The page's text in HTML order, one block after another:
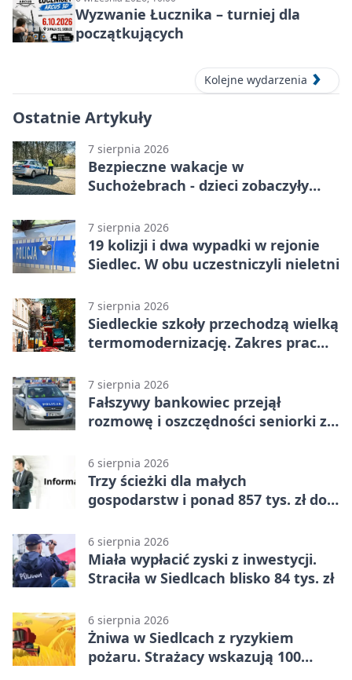
Wyzwanie Łucznika – turniej dla
początkujących
Kolejne wydarzenia
Ostatnie Artykuły
7 sierpnia 2026
Bezpieczne wakacje w
Suchożebrach - dzieci zobaczyły
7 sierpnia 2026
19 kolizji i dwa wypadki w rejonie
Siedlec. W obu uczestniczyli nieletni
7 sierpnia 2026
Siedleckie szkoły przechodzą wielką
termomodernizację. Zakres prac
7 sierpnia 2026
Fałszywy bankowiec przejął
rozmowę i oszczędności seniorki z
6 sierpnia 2026
Trzy ścieżki dla małych
gospodarstw i ponad 857 tys. zł do
6 sierpnia 2026
Miała wypłacić zyski z inwestycji.
Straciła w Siedlcach blisko 84 tys. zł
6 sierpnia 2026
Żniwa w Siedlcach z ryzykiem
pożaru. Strażacy wskazują 100